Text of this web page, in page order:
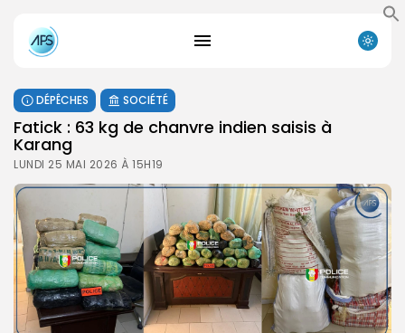
DÉPÊCHES SOCIÉTÉ
Fatick : 63 kg de chanvre indien saisis à
Karang
LUNDI 25 MAI 2026 À 15H19